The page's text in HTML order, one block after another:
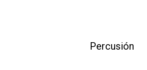
Percusión